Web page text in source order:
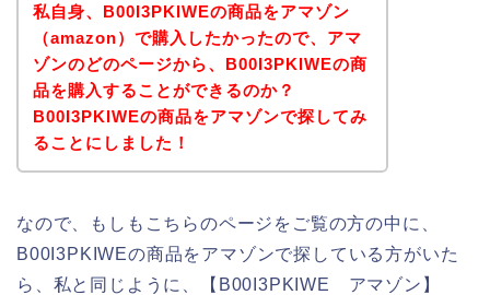
私自身、B00I3PKIWEの商品をアマゾン
（amazon）で購入したかったので、アマ
ゾンのどのページから、B00I3PKIWEの商
品を購入することができるのか？
B00I3PKIWEの商品をアマゾンで探してみ
ることにしました！
なので、もしもこちらのページをご覧の方の中に、
B00I3PKIWEの商品をアマゾンで探している方がいた
ら、私と同じように、【B00I3PKIWE アマゾン】